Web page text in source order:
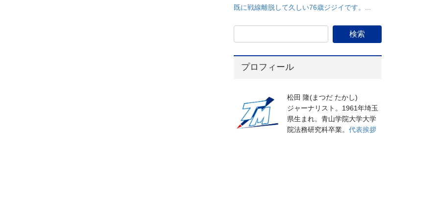
既に戦線離脱して久しい76歳ジジイです。...
プロフィール
松田 隆(まつだ たかし)
ジャーナリスト。1961年埼玉
県生まれ。青山学院大学大学
院法務研究科卒業。代表挨拶